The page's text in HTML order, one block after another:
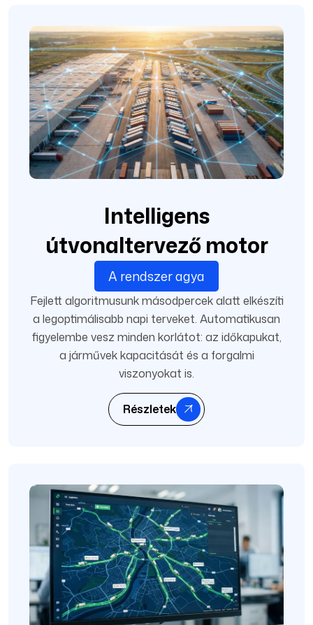
Intelligens
útvonaltervező motor
A rendszer agya
Fejlett algoritmusunk másodpercek alatt elkészíti
a legoptimálisabb napi terveket. Automatikusan
figyelembe vesz minden korlátot: az időkapukat,
a járművek kapacitását és a forgalmi
viszonyokat is.
Részletek